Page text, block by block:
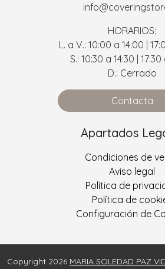
HORARIOS:
L. a V.: 10:00 a 14:00 |
S.: 10:30 a 14:30 |
D.: Cerrado
Contacta
Apartados
Condiciones de
Aviso legal
Política de
Política de
Configuración de
Copyright 2026 MARIA SOLEDAD PAZ